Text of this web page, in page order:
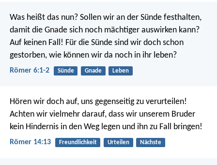
Was heißt das nun? Sollen wir an der Sünde festhalten,
damit die Gnade sich noch mächtiger auswirken kann?
Auf keinen Fall! Für die Sünde sind wir doch schon
gestorben, wie können wir da noch in ihr leben?
Römer 6:1-2 Sünde Gnade Leben
Hören wir doch auf, uns gegenseitig zu verurteilen!
Achten wir vielmehr darauf, dass wir unserem Bruder
kein Hindernis in den Weg legen und ihn zu Fall bringen!
Römer 14:13 Freundlichkeit Urteilen Nächste